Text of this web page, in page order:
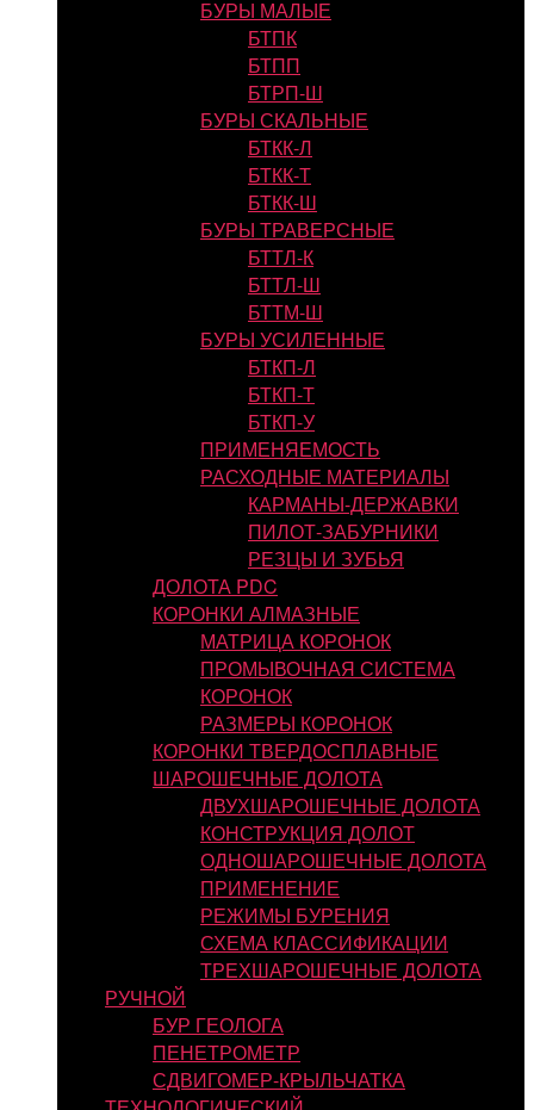
БУРЫ МАЛЫЕ
БТПК
БТПП
БТРП-Ш
БУРЫ СКАЛЬНЫЕ
БТКК-Л
БТКК-Т
БТКК-Ш
БУРЫ ТРАВЕРСНЫЕ
БТТЛ-К
БТТЛ-Ш
БТТМ-Ш
БУРЫ УСИЛЕННЫЕ
БТКП-Л
БТКП-Т
БТКП-У
ПРИМЕНЯЕМОСТЬ
РАСХОДНЫЕ МАТЕРИАЛЫ
КАРМАНЫ-ДЕРЖАВКИ
ПИЛОТ-ЗАБУРНИКИ
РЕЗЦЫ И ЗУБЬЯ
ДОЛОТА PDC
КОРОНКИ АЛМАЗНЫЕ
МАТРИЦА КОРОНОК
ПРОМЫВОЧНАЯ СИСТЕМА
КОРОНОК
РАЗМЕРЫ КОРОНОК
КОРОНКИ ТВЕРДОСПЛАВНЫЕ
ШАРОШЕЧНЫЕ ДОЛОТА
ДВУХШАРОШЕЧНЫЕ ДОЛОТА
КОНСТРУКЦИЯ ДОЛОТ
ОДНОШАРОШЕЧНЫЕ ДОЛОТА
ПРИМЕНЕНИЕ
РЕЖИМЫ БУРЕНИЯ
СХЕМА КЛАССИФИКАЦИИ
ТРЕХШАРОШЕЧНЫЕ ДОЛОТА
РУЧНОЙ
БУР ГЕОЛОГА
ПЕНЕТРОМЕТР
СДВИГОМЕР-КРЫЛЬЧАТКА